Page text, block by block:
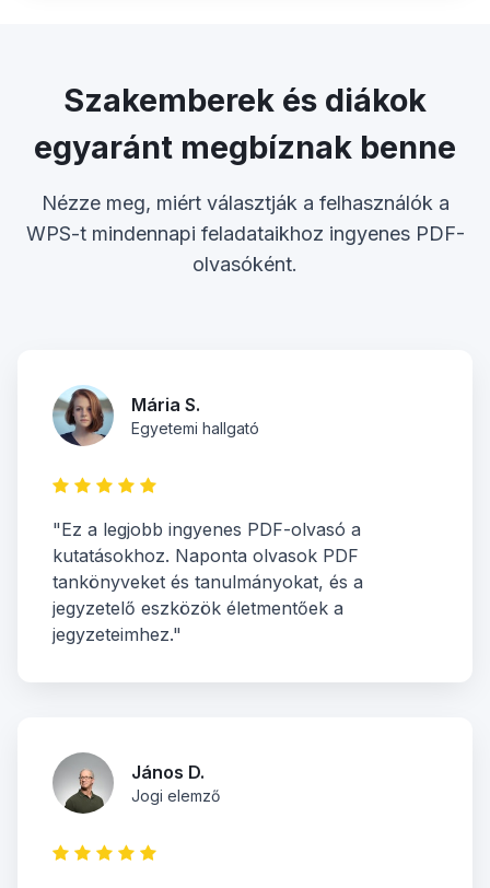
Szakemberek és diákok
egyaránt megbíznak benne
Nézze meg, miért választják a felhasználók a
WPS-t mindennapi feladataikhoz ingyenes PDF-
olvasóként.
Mária S.
Egyetemi hallgató
"Ez a legjobb ingyenes PDF-olvasó a
kutatásokhoz. Naponta olvasok PDF
tankönyveket és tanulmányokat, és a
jegyzetelő eszközök életmentőek a
jegyzeteimhez."
János D.
Jogi elemző